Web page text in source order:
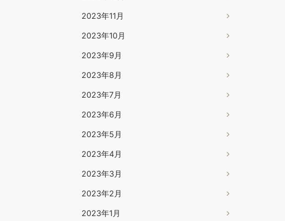
2023年11月
2023年10月
2023年9月
2023年8月
2023年7月
2023年6月
2023年5月
2023年4月
2023年3月
2023年2月
2023年1月